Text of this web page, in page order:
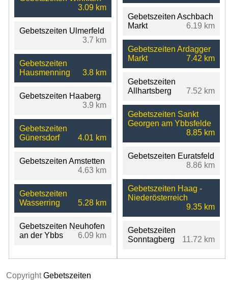
3.09 km
Gebetszeiten Ulmerfeld
3.7 km
Gebetszeiten
Hausmenning
3.8 km
Gebetszeiten Haaberg
3.9 km
Gebetszeiten
Günersdorf
4.01 km
Gebetszeiten Amstetten
4.63 km
Gebetszeiten
Wasserring
5.28 km
Gebetszeiten Neuhofen
an der Ybbs
6.09 km
Gebetszeiten Aschbach
Markt
6.19 km
Gebetszeiten Ardagger
Markt
7.42 km
Gebetszeiten
Allhartsberg
7.52 km
Gebetszeiten Sankt
Georgen am Ybbsfelde
8.85 km
Gebetszeiten Euratsfeld
8.86 km
Gebetszeiten Haag -
Niederösterreich
9.35 km
Gebetszeiten
Sonntagberg
11.72 km
CopyrightGebetszeiten